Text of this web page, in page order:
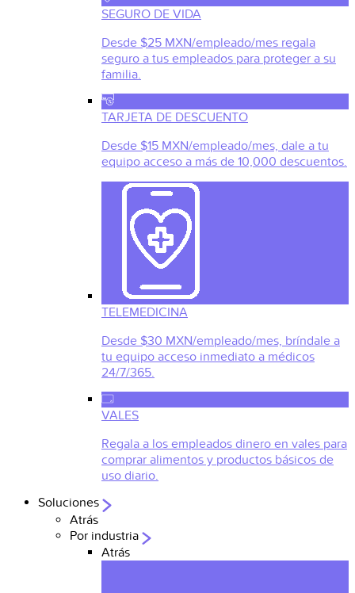
SEGURO DE VIDA
Desde $25 MXN/empleado/mes regala
seguro a tus empleados para proteger a su
familia.
TARJETA DE DESCUENTO
Desde $15 MXN/empleado/mes, dale a tu
equipo acceso a más de 10,000 descuentos.
TELEMEDICINA
Desde $30 MXN/empleado/mes, bríndale a
tu equipo acceso inmediato a médicos
24/7/365.
VALES
Regala a los empleados dinero en vales para
comprar alimentos y productos básicos de
uso diario.
Soluciones
Atrás
Por industria
Atrás